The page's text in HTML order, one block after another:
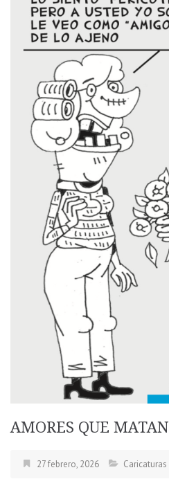
AMORES QUE MATAN
27 febrero, 2026 Caricaturas